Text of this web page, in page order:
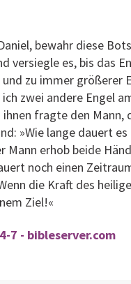
bewahr diese
versiegle es, bis das
zu immer größerer
ich zwei andere Engel
ihnen fragte den Mann,
»Wie lange dauert
Mann erhob beide
noch einen
die Kraft des
Ziel!«
7 - bibleserver.com